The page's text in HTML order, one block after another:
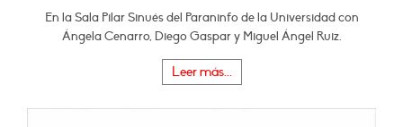
En la Sala Pilar Sinués del Paraninfo de la Universidad con
Ángela Cenarro, Diego Gaspar y Miguel Ángel Ruiz.
Leer más...